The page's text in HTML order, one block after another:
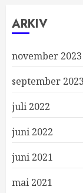
ARKIV
november 2023
september 2023
juli 2022
juni 2022
juni 2021
mai 2021